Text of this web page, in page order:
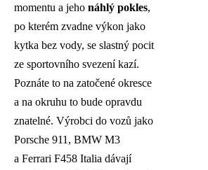
momentu a jeho náhlý pokles,
po kterém zvadne výkon jako
kytka bez vody, se slastný pocit
ze sportovního svezení kazí.
Poznáte to na zatočené okresce
a na okruhu to bude opravdu
znatelné. Výrobci do vozů jako
Porsche 911, BMW M3
a Ferrari F458 Italia dávají